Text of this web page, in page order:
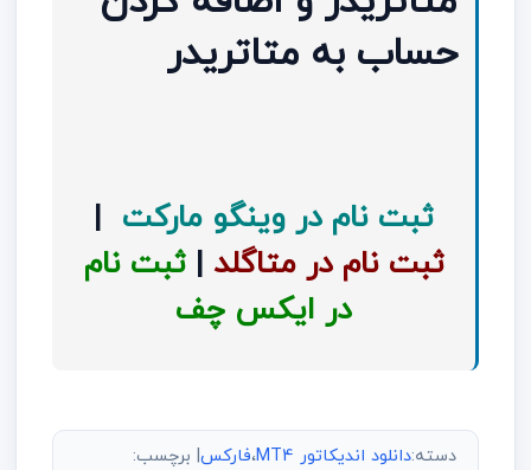
حساب به متاتریدر
ثبت نام در وینگو مارکت |
ثبت نام در متاگلد |ثبت نام
در ایکس چف
دسته:دانلود اندیکاتور MT4 ،فارکس| برچسب: